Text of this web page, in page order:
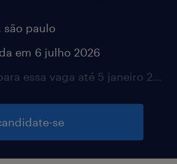
são paulo
em 6 julho 2026
inscrições para essa vaga até 5 janeiro 2027
se